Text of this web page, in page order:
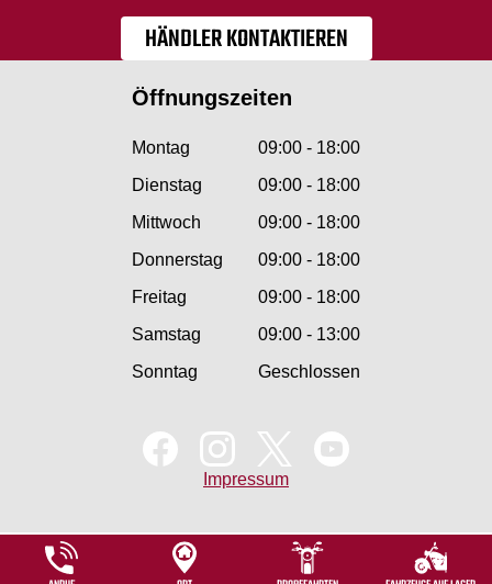
HÄNDLER KONTAKTIEREN
Öffnungszeiten
Montag
09:00 - 18:00
Dienstag
09:00 - 18:00
Mittwoch
09:00 - 18:00
Donnerstag
09:00 - 18:00
Freitag
09:00 - 18:00
Samstag
09:00 - 13:00
Sonntag
Geschlossen
Impressum